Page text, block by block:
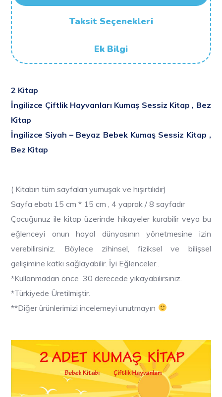
Taksit Seçenekleri
Ek Bilgi
2 Kitap
İngilizce Çiftlik Hayvanları Kumaş Sessiz Kitap , Bez
Kitap
İngilizce Siyah – Beyaz Bebek Kumaş Sessiz Kitap ,
Bez Kitap
( Kitabın tüm sayfaları yumuşak ve hışırtılıdır)
Sayfa ebatı 15 cm * 15 cm , 4 yaprak / 8 sayfadır
Çocuğunuz ile kitap üzerinde hikayeler kurabilir veya bu
eğlenceyi onun hayal dünyasının yönetmesine izin
verebilirsiniz. Böylece zihinsel, fiziksel ve bilişsel
gelişimine katkı sağlayabilir. İyi Eğlenceler..
*Kullanmadan önce 30 derecede yıkayabilirsiniz.
*Türkiyede Üretilmiştir.
**Diğer ürünlerimizi incelemeyi unutmayın